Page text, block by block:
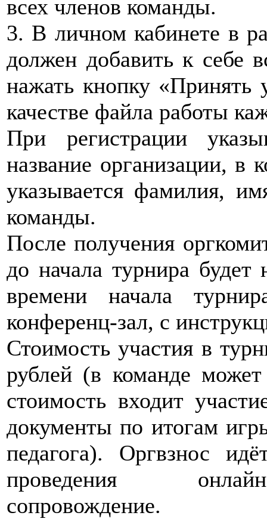
всех членов команды.
3. В личном кабинете в
должен добавить к себе
нажать кнопку «Принять
качестве файла работы
При регистрации
название организации, в
указывается фамилия,
команды.
После получения
до начала турнира будет
времени начала
конференц-зал, с
Стоимость участия в
рублей (в команде
стоимость входит
документы по итогам
педагога). Оргвзнос
проведения
сопровождение.